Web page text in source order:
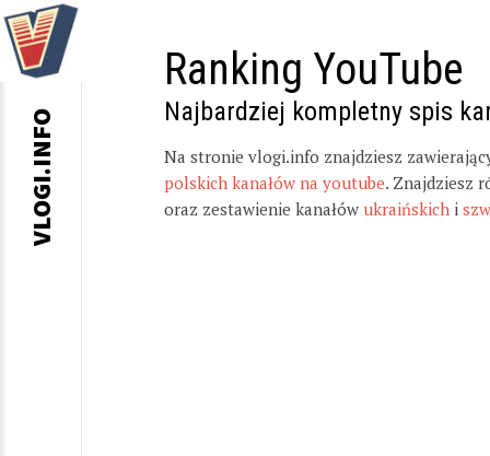
Ranking YouTube
Najbardziej kompletny spis
Na stronie vlogi.info znajdziesz
polskich kanałów na youtube. Znajdziesz
oraz zestawienie kanałów ukraińskich i
VLOGI.INFO